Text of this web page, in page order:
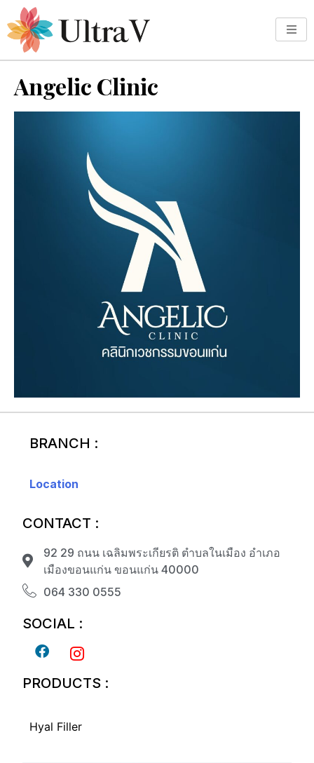
Angelic Clinic
BRANCH :
Location
CONTACT :
92 29 ถนน เฉลิมพระเกียรติ ตำบลในเมือง อำเภอ
เมืองขอนแก่น ขอนแก่น 40000
064 330 0555
SOCIAL :
PRODUCTS :
Hyal Filler